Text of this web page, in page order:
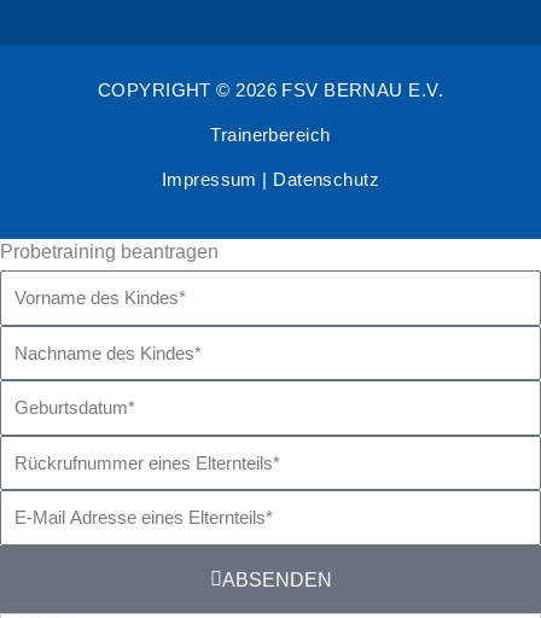
COPYRIGHT © 2026 FSV BERNAU E.V.
Trainerbereich
Impressum Datenschutz
Probetraining beantragen
Vorname
des
Kindes
Nachname
des
Kindes
Geburtsdatum
Rückrufnummer
eines
Elternteils
E-
Mail
ABSENDEN